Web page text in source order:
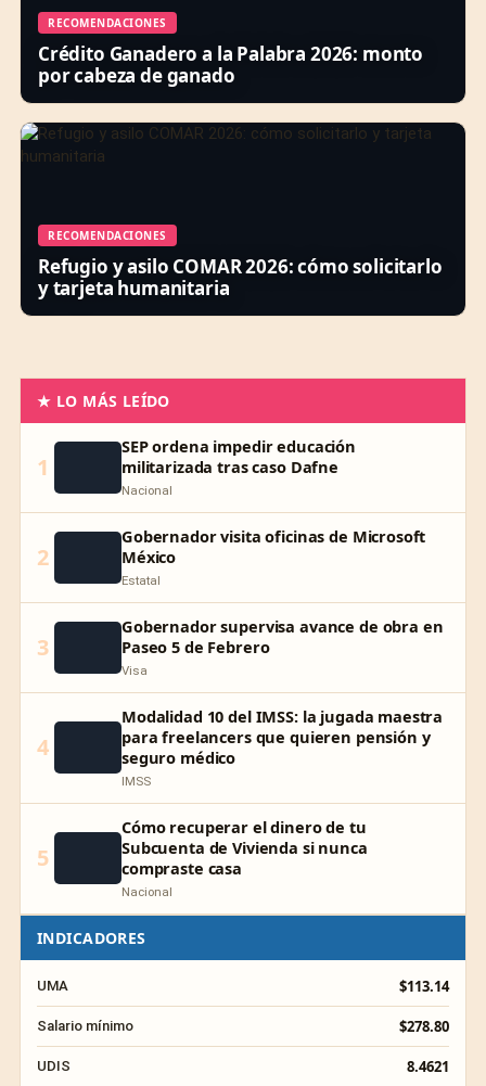
RECOMENDACIONES
Crédito Ganadero a la Palabra 2026: monto
por cabeza de ganado
RECOMENDACIONES
Refugio y asilo COMAR 2026: cómo solicitarlo
y tarjeta humanitaria
★ LO MÁS LEÍDO
1
SEP ordena impedir educación
militarizada tras caso Dafne
Nacional
2
Gobernador visita oficinas de Microsoft
México
Estatal
3
Gobernador supervisa avance de obra en
Paseo 5 de Febrero
Visa
4
Modalidad 10 del IMSS: la jugada maestra
para freelancers que quieren pensión y
seguro médico
IMSS
5
Cómo recuperar el dinero de tu
Subcuenta de Vivienda si nunca
compraste casa
Nacional
INDICADORES
UMA $113.14
Salario mínimo $278.80
UDIS 8.4621